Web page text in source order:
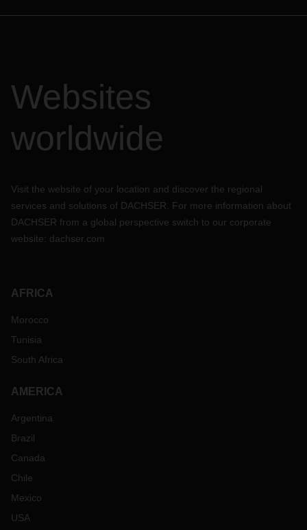
Websites
worldwide
Visit the website of your location and discover the regional
services and solutions of DACHSER. For more information about
DACHSER from a global perspective switch to our corporate
website: dachser.com
AFRICA
Morocco
Tunisia
South Africa
AMERICA
Argentina
Brazil
Canada
Chile
Mexico
USA